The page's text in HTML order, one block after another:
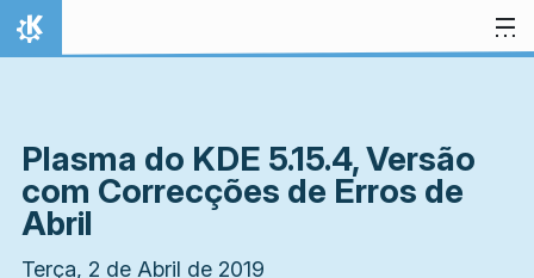
Ir para o conteúdo
Início
Plasma do KDE 5.15.4, Versão
com Correcções de Erros de
Abril
Terça, 2 de Abril de 2019